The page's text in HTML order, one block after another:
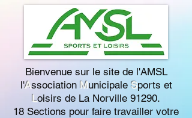
Bienvenue sur le site de l'AMSL
l'Association MunicipaleSports et
Loisirs de La Norville 91290.
18 Sections pour faire travailler votre